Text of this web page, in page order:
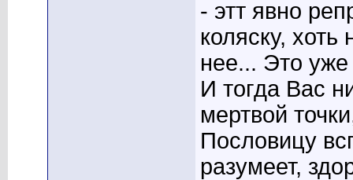
- этт явно
коляску,
нее... Это
И тогда Вас
мертвой
Пословицу
разумеет,